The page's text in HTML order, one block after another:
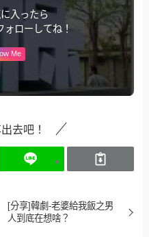
入ったら
ローしてね！
Me
去吧！
[分享]韓劇-老婆給我飯之男
人到底在想啥？